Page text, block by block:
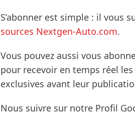
S’abonner est simple : il vous
sources Nextgen-Auto.com.
Vous pouvez aussi vous
pour recevoir en temps réel
exclusives avant leur
Nous suivre sur notre Profil